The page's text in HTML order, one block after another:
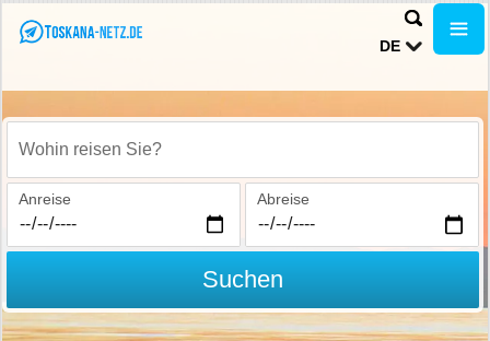
DE
Wohin reisen Sie?
Anreise Abreise
Suchen